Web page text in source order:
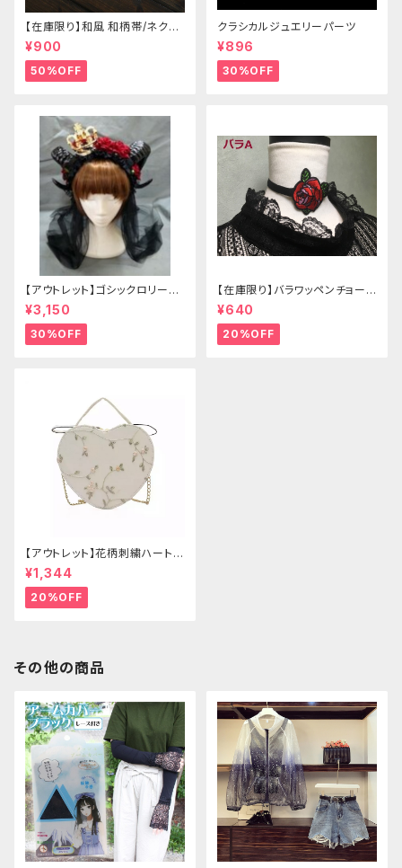
【在庫限り】和風 和柄帯/ネクタ
イ/リボン（狐面/金魚
¥900
50%OFF
クラシカルジュエリーパーツ
¥896
30%OFF
【アウトレット】ゴシックロリータ
ゴールドクラウン＆ホーン(ヴェ
ール付き)
¥3,150
30%OFF
【在庫限り】バラワッペンチョーカ
ー
¥640
20%OFF
【アウトレット】花柄刺繍ハートバ
ッグ
¥1,344
20%OFF
その他の商品